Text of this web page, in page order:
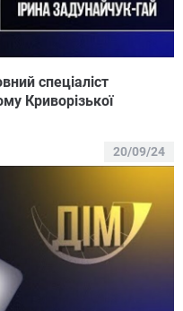
спеціаліст
Криворізької
20/09/24